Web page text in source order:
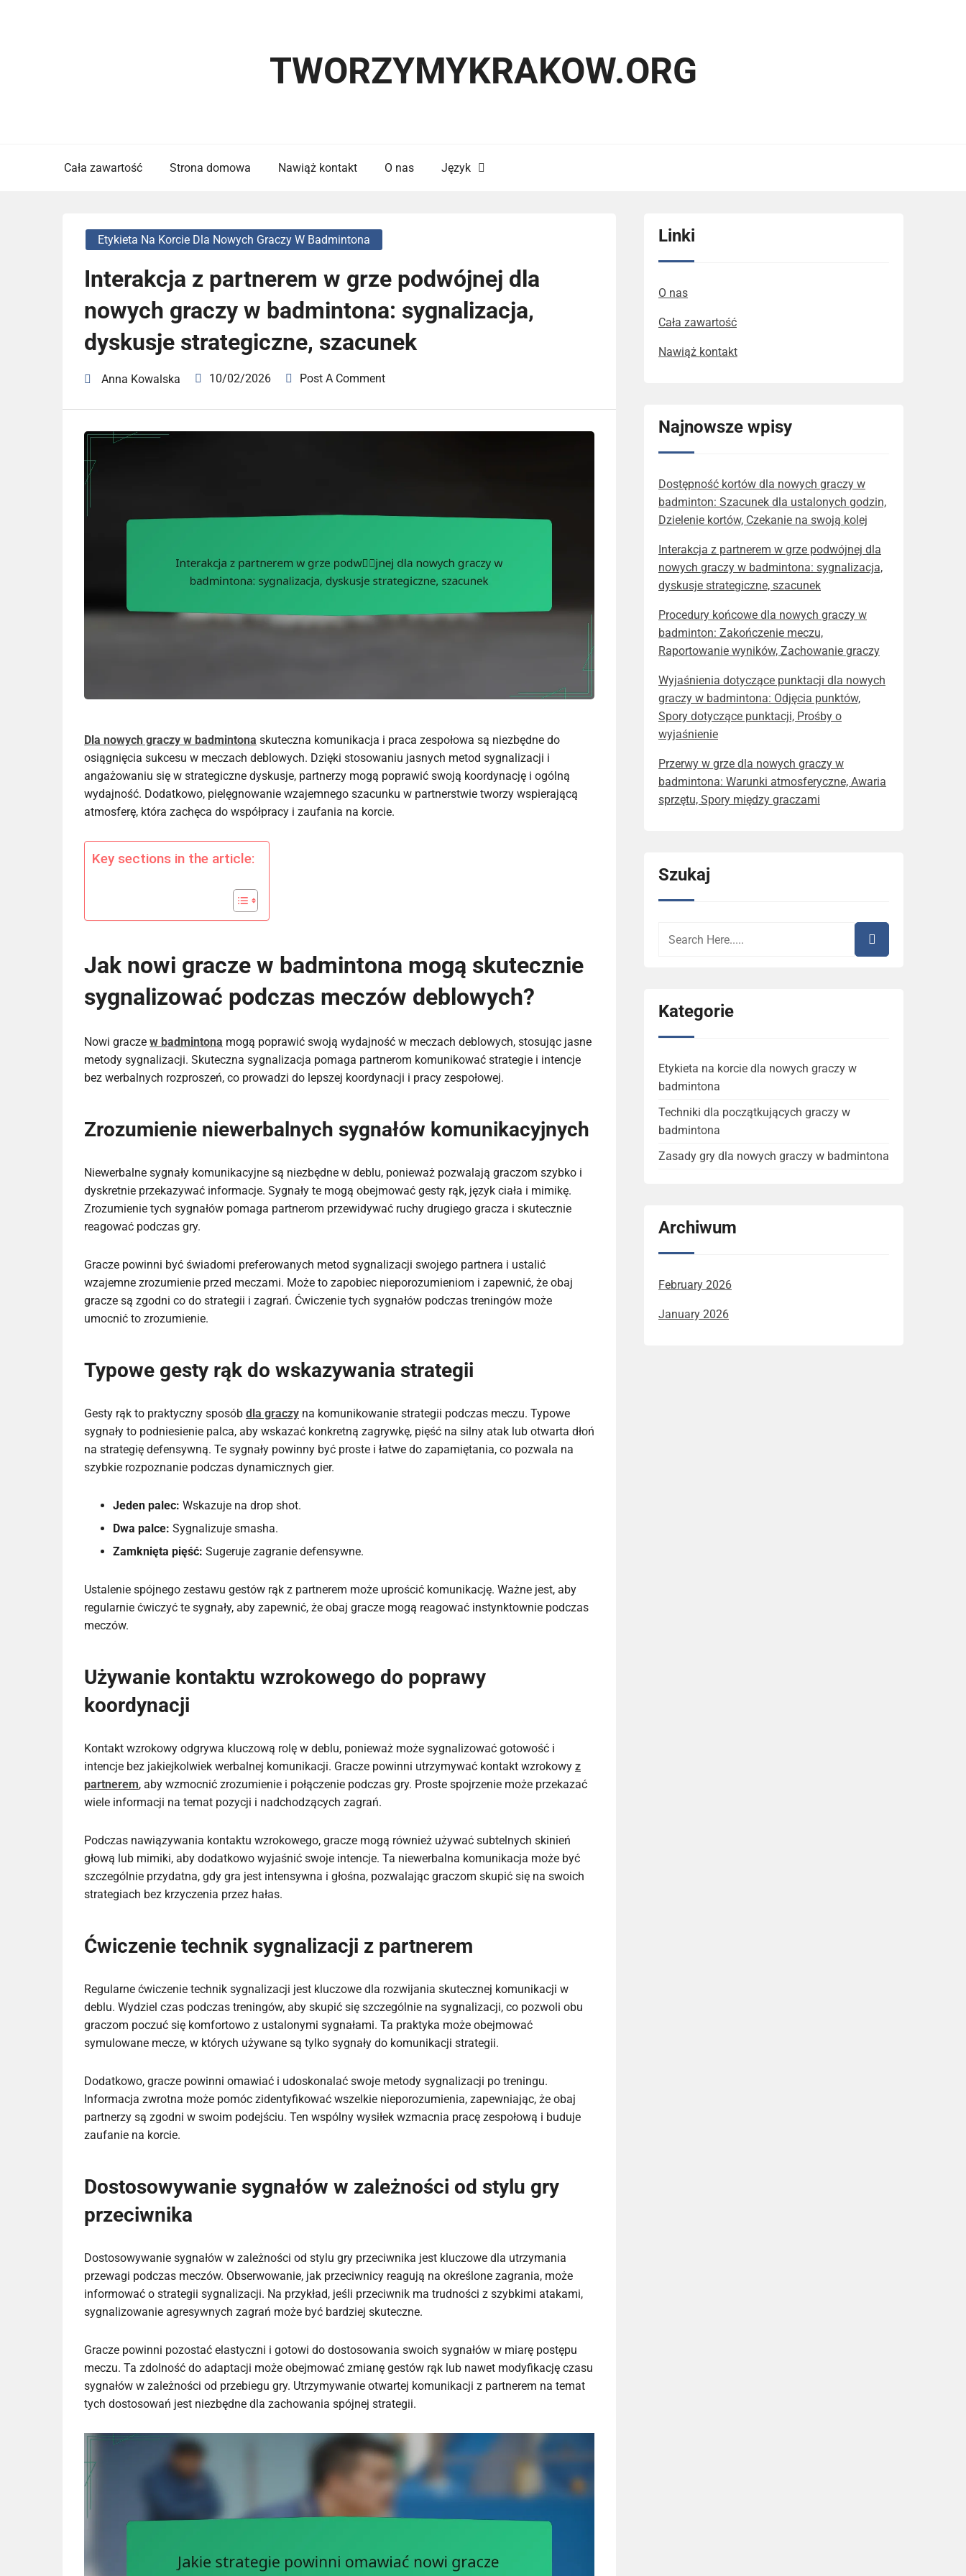
TWORZYMYKRAKOW.ORG
Cała zawartość Strona domowa Nawiąż kontakt O nas Język
Etykieta Na Korcie Dla Nowych Graczy W Badmintona
Interakcja z partnerem w grze podwójnej dla
nowych graczy w badmintona: sygnalizacja,
dyskusje strategiczne, szacunek
Anna Kowalska 10/02/2026 Post A Comment
Dla nowych graczy w badmintona skuteczna komunikacja i praca zespołowa są niezbędne do
osiągnięcia sukcesu w meczach deblowych. Dzięki stosowaniu jasnych metod sygnalizacji i
angażowaniu się w strategiczne dyskusje, partnerzy mogą poprawić swoją koordynację i ogólną
wydajność. Dodatkowo, pielęgnowanie wzajemnego szacunku w partnerstwie tworzy wspierającą
atmosferę, która zachęca do współpracy i zaufania na korcie.
Key sections in the article:
Jak nowi gracze w badmintona mogą skutecznie
sygnalizować podczas meczów deblowych?
Nowi gracze w badmintona mogą poprawić swoją wydajność w meczach deblowych, stosując jasne
metody sygnalizacji. Skuteczna sygnalizacja pomaga partnerom komunikować strategie i intencje
bez werbalnych rozproszeń, co prowadzi do lepszej koordynacji i pracy zespołowej.
Zrozumienie niewerbalnych sygnałów komunikacyjnych
Niewerbalne sygnały komunikacyjne są niezbędne w deblu, ponieważ pozwalają graczom szybko i
dyskretnie przekazywać informacje. Sygnały te mogą obejmować gesty rąk, język ciała i mimikę.
Zrozumienie tych sygnałów pomaga partnerom przewidywać ruchy drugiego gracza i skutecznie
reagować podczas gry.
Gracze powinni być świadomi preferowanych metod sygnalizacji swojego partnera i ustalić
wzajemne zrozumienie przed meczami. Może to zapobiec nieporozumieniom i zapewnić, że obaj
gracze są zgodni co do strategii i zagrań. Ćwiczenie tych sygnałów podczas treningów może
umocnić to zrozumienie.
Typowe gesty rąk do wskazywania strategii
Gesty rąk to praktyczny sposób dla graczy na komunikowanie strategii podczas meczu. Typowe
sygnały to podniesienie palca, aby wskazać konkretną zagrywkę, pięść na silny atak lub otwarta dłoń
na strategię defensywną. Te sygnały powinny być proste i łatwe do zapamiętania, co pozwala na
szybkie rozpoznanie podczas dynamicznych gier.
Jeden palec: Wskazuje na drop shot.
Dwa palce: Sygnalizuje smasha.
Zamknięta pięść: Sugeruje zagranie defensywne.
Ustalenie spójnego zestawu gestów rąk z partnerem może uprościć komunikację. Ważne jest, aby
regularnie ćwiczyć te sygnały, aby zapewnić, że obaj gracze mogą reagować instynktownie podczas
meczów.
Używanie kontaktu wzrokowego do poprawy
koordynacji
Kontakt wzrokowy odgrywa kluczową rolę w deblu, ponieważ może sygnalizować gotowość i
intencje bez jakiejkolwiek werbalnej komunikacji. Gracze powinni utrzymywać kontakt wzrokowy z
partnerem, aby wzmocnić zrozumienie i połączenie podczas gry. Proste spojrzenie może przekazać
wiele informacji na temat pozycji i nadchodzących zagrań.
Podczas nawiązywania kontaktu wzrokowego, gracze mogą również używać subtelnych skinień
głową lub mimiki, aby dodatkowo wyjaśnić swoje intencje. Ta niewerbalna komunikacja może być
szczególnie przydatna, gdy gra jest intensywna i głośna, pozwalając graczom skupić się na swoich
strategiach bez krzyczenia przez hałas.
Ćwiczenie technik sygnalizacji z partnerem
Regularne ćwiczenie technik sygnalizacji jest kluczowe dla rozwijania skutecznej komunikacji w
deblu. Wydziel czas podczas treningów, aby skupić się szczególnie na sygnalizacji, co pozwoli obu
graczom poczuć się komfortowo z ustalonymi sygnałami. Ta praktyka może obejmować
symulowane mecze, w których używane są tylko sygnały do komunikacji strategii.
Dodatkowo, gracze powinni omawiać i udoskonalać swoje metody sygnalizacji po treningu.
Informacja zwrotna może pomóc zidentyfikować wszelkie nieporozumienia, zapewniając, że obaj
partnerzy są zgodni w swoim podejściu. Ten wspólny wysiłek wzmacnia pracę zespołową i buduje
zaufanie na korcie.
Dostosowywanie sygnałów w zależności od stylu gry
przeciwnika
Dostosowywanie sygnałów w zależności od stylu gry przeciwnika jest kluczowe dla utrzymania
przewagi podczas meczów. Obserwowanie, jak przeciwnicy reagują na określone zagrania, może
informować o strategii sygnalizacji. Na przykład, jeśli przeciwnik ma trudności z szybkimi atakami,
sygnalizowanie agresywnych zagrań może być bardziej skuteczne.
Gracze powinni pozostać elastyczni i gotowi do dostosowania swoich sygnałów w miarę postępu
meczu. Ta zdolność do adaptacji może obejmować zmianę gestów rąk lub nawet modyfikację czasu
sygnałów w zależności od przebiegu gry. Utrzymywanie otwartej komunikacji z partnerem na temat
tych dostosowań jest niezbędne dla zachowania spójnej strategii.
Linki
O nas
Cała zawartość
Nawiąż kontakt
Najnowsze wpisy
Dostępność kortów dla nowych graczy w
badminton: Szacunek dla ustalonych godzin,
Dzielenie kortów, Czekanie na swoją kolej
Interakcja z partnerem w grze podwójnej dla
nowych graczy w badmintona: sygnalizacja,
dyskusje strategiczne, szacunek
Procedury końcowe dla nowych graczy w
badminton: Zakończenie meczu,
Raportowanie wyników, Zachowanie graczy
Wyjaśnienia dotyczące punktacji dla nowych
graczy w badmintona: Odjęcia punktów,
Spory dotyczące punktacji, Prośby o
wyjaśnienie
Przerwy w grze dla nowych graczy w
badmintona: Warunki atmosferyczne, Awaria
sprzętu, Spory między graczami
Szukaj
Kategorie
Etykieta na korcie dla nowych graczy w
badmintona
Techniki dla początkujących graczy w
badmintona
Zasady gry dla nowych graczy w badmintona
Archiwum
February 2026
January 2026